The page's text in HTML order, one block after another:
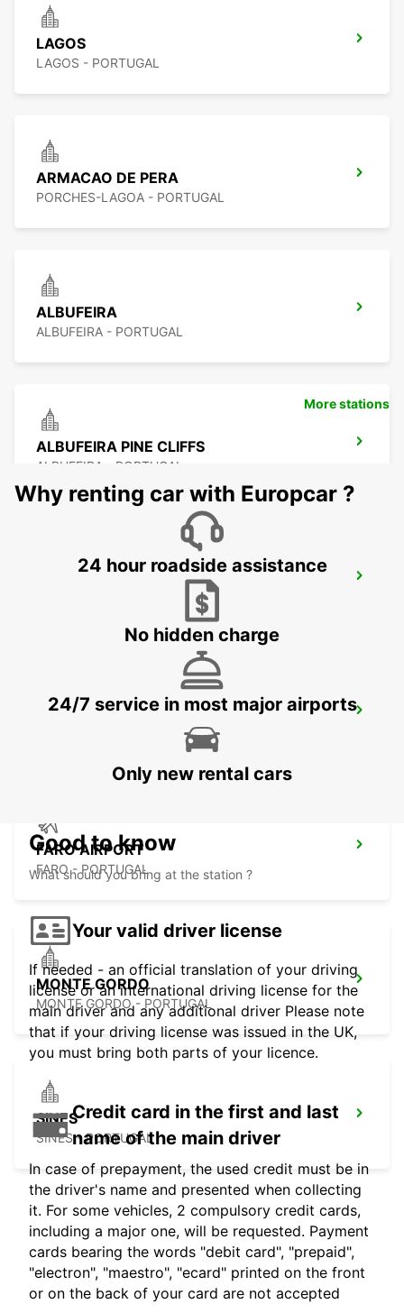
LAGOS
LAGOS - PORTUGAL
ARMACAO DE PERA
PORCHES-LAGOA - PORTUGAL
ALBUFEIRA
ALBUFEIRA - PORTUGAL
ALBUFEIRA PINE CLIFFS
ALBUFEIRA - PORTUGAL
FARO MONTENEGRO
FARO AIRPORT
FARO - PORTUGAL
MONTE GORDO
MONTE GORDO - PORTUGAL
SINES
SINES - PORTUGAL
More stations
Why renting car with Europcar ?
24 hour roadside assistance
No hidden charge
24/7 service in most major airports
Only new rental cars
Good to know
What should you bring at the station ?
Your valid driver license
If needed - an official translation of your driving
license or an international driving license for the
main driver and any additional driver Please note
that if your driving license was issued in the UK,
you must bring both parts of your licence.
Credit card in the first and last
name of the main driver
In case of prepayment, the used credit must be in
the driver's name and presented when collecting
it. For some vehicles, 2 compulsory credit cards,
including a major one, will be requested. Payment
cards bearing the words "debit card", "prepaid",
"electron", "maestro", "ecard" printed on the front
or on the back of your card are not accepted